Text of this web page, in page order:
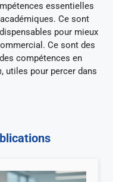
essentielles
Ce sont
pour mieux
Ce sont des
compétences en
, utiles pour percer dans